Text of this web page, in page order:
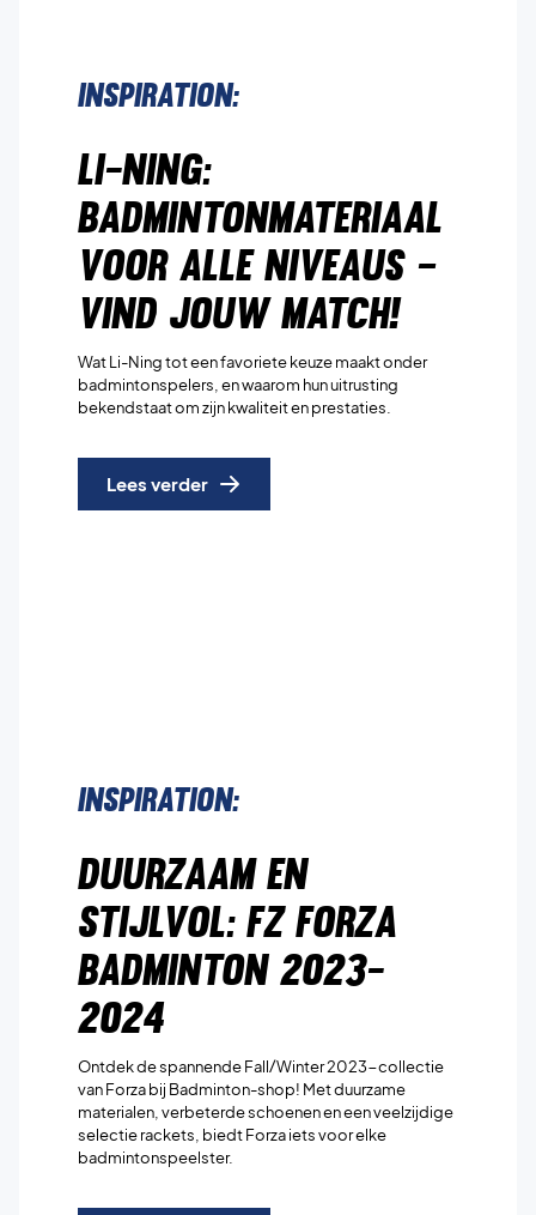
Inspiration:
Li-Ning:
Badmintonmateriaal
voor alle niveaus –
Vind jouw match!
Wat Li-Ning tot een favoriete keuze maakt onder
badmintonspelers, en waarom hun uitrusting
bekendstaat om zijn kwaliteit en prestaties.
Lees verder
Inspiration:
Duurzaam en
Stijlvol: FZ Forza
Badminton 2023-
2024
Ontdek de spannende Fall/Winter 2023-collectie
van Forza bij Badminton-shop! Met duurzame
materialen, verbeterde schoenen en een veelzijdige
selectie rackets, biedt Forza iets voor elke
badmintonspeelster.